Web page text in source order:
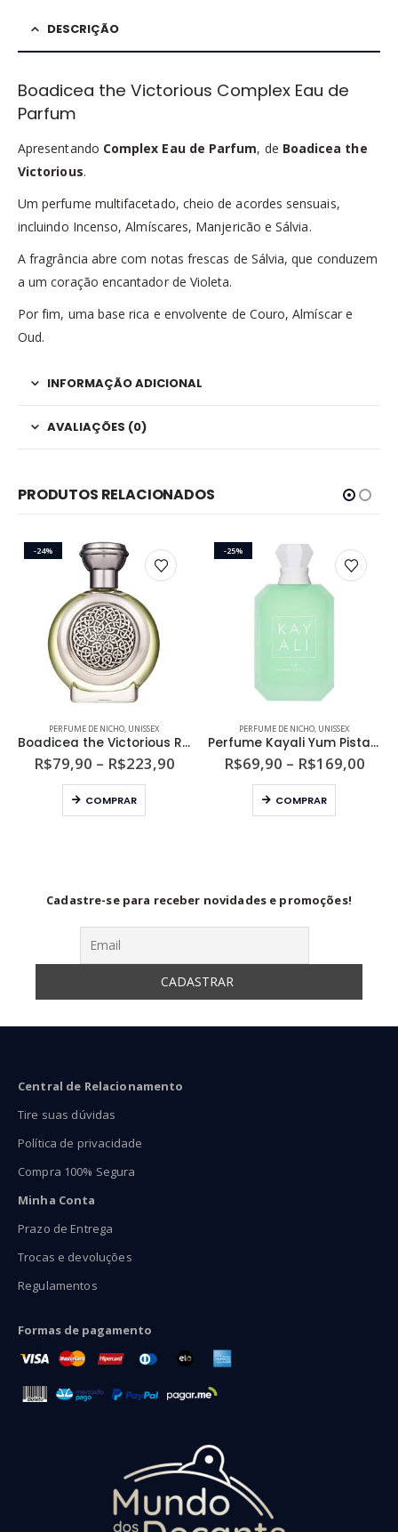
DESCRIÇÃO
Boadicea the Victorious Complex Eau de
Parfum
Apresentando Complex Eau de Parfum, de Boadicea the
Victorious.
Um perfume multifacetado, cheio de acordes sensuais,
incluindo Incenso, Almíscares, Manjericão e Sálvia.
A fragrância abre com notas frescas de Sálvia, que conduzem
a um coração encantador de Violeta.
Por fim, uma base rica e envolvente de Couro, Almíscar e
Oud.
INFORMAÇÃO ADICIONAL
AVALIAÇÕES (0)
PRODUTOS RELACIONADOS
-24%
Este produto tem várias variantes. As opções podem ser escolhidas na página do produto
PERFUME DE NICHO, UNISSEX
Boadicea the Victorious Regal Unissex Eau de Parfum
R$79,90 – R$223,90Faixa
COMPRAR
Este produto tem várias variantes. As opções podem ser escolhidas na página do produto
-25%
Este produto tem várias variantes. As opções podem ser escolhidas na página do produto
PERFUME DE NICHO, UNISSEX
Perfume Kayali Yum Pistachio Gelato | 33 Unissex Eau de Parfum Intense
R$69,90 – R$169,00
COMPRAR
Este produto tem várias variantes. As opções podem ser escolhidas na página do produto
Cadastre-se para receber novidades e promoções!
Central de Relacionamento
Tire suas dúvidas
Política de privacidade
Compra 100% Segura
Minha Conta
Prazo de Entrega
Trocas e devoluções
Regulamentos
Formas de pagamento